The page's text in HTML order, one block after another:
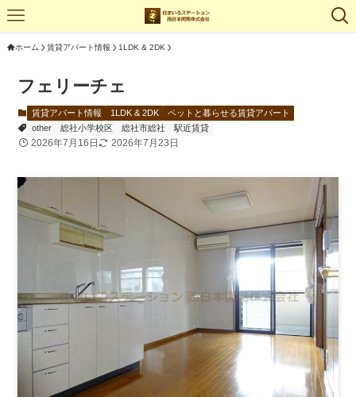
ホーム 賃貸アパート情報 1LDK & 2DK
フェリーチェ
賃貸アパート情報 1LDK & 2DK
ペットと暮らせる賃貸アパート
other
総社小学校区 総社市総社 駅近賃貸
2026年7月16日 2026年7月23日